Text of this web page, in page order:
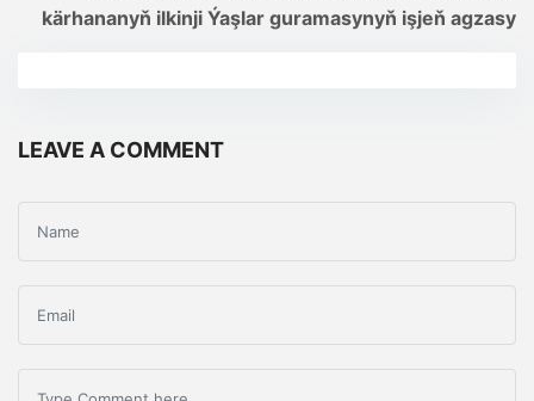
kärhananyň ilkinji Ýaşlar guramasynyň işjeň agzasy
LEAVE A COMMENT